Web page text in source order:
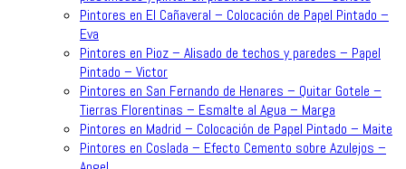
Pintores en El Cañaveral – Colocación de Papel Pintado –
Eva
Pintores en Pioz – Alisado de techos y paredes – Papel
Pintado – Victor
Pintores en San Fernando de Henares – Quitar Gotele –
Tierras Florentinas – Esmalte al Agua – Marga
Pintores en Madrid – Colocación de Papel Pintado – Maite
Pintores en Coslada – Efecto Cemento sobre Azulejos –